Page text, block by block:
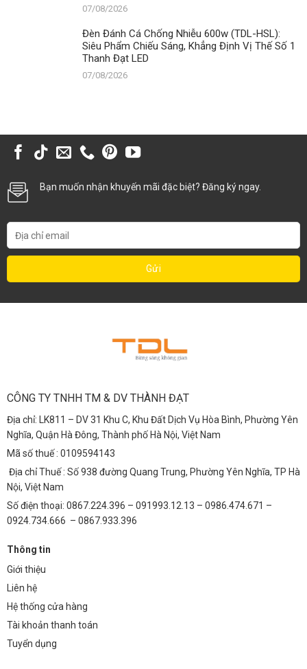
07/08/2026
Đèn Đánh Cá Chống Nhiễu 600w (TDL-HSL):
Siêu Phẩm Chiếu Sáng, Khẳng Định Vị Thế Số 1
Thanh Đạt LED
07/08/2026
Bạn muốn nhận khuyến mãi đặc biệt? Đăng ký ngay.
CÔNG TY TNHH TM & DV THÀNH ĐẠT
Địa chỉ: LK811 – DV 31 Khu C, Khu Đất Dịch Vụ Hòa Bình, Phường Yên
Nghĩa, Quận Hà Đông, Thành phố Hà Nội, Việt Nam
Mã số thuế : 0109594143
Địa chỉ Thuế : Số 938 đường Quang Trung, Phường Yên Nghĩa, TP Hà
Nội, Việt Nam
Số điện thoại: 0867.224.396 – 091993.12.13 – 0986.474.671 –
0924.734.666 – 0867.933.396
Thông tin
Giới thiệu
Liên hệ
Hệ thống cửa hàng
Tài khoản thanh toán
Tuyển dụng